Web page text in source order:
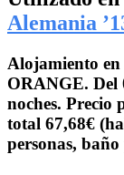
Alemania
Alojamiento
ORANGE. Del
noches. Precio
total 67,68€
personas,